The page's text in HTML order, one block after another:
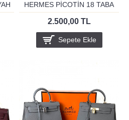
HERMES PİCOTİN 18 TABA
2.500,00 TL
Sepete Ekle